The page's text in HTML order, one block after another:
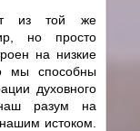
из той же
но просто
на низкие
мы способны
духовного
разум на
истоком.